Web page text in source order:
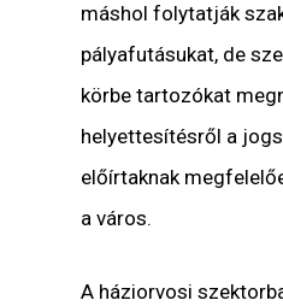
máshol folytatják
pályafutásukat, de
körbe tartozókat
helyettesítésről a
előírtaknak
a város.
A háziorvosi